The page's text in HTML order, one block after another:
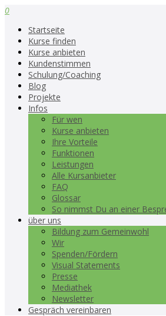
0
Startseite
Kurse finden
Kurse anbieten
Kundenstimmen
Schulung/Coaching
Blog
Projekte
Infos
Für wen
Kurse anbieten
Ihre Vorteile
Funktionen
Leistungen
Alle Kursanbieter
FAQ
Glossar
So nimmst Du an einer
über uns
Bildung zum Gemeinwohl
Wir
Spenden/Fördern
Visual Statements
Presse
Mediathek
Newsletter
Gespräch vereinbaren